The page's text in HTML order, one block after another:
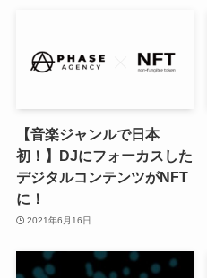
【音楽ジャンルで日本
初！】DJにフォーカスした
デジタルコンテンツがNFT
に！
2021年6月16日